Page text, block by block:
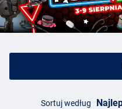
Sortuj według